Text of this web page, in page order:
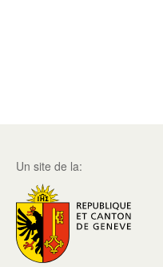
Un site de la: